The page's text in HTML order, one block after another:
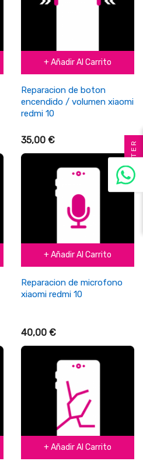
+ Añadir Al Carrito
Reparacion de boton
encendido / volumen xiaomi
redmi 10
35,00 €
+ Añadir Al Carrito
Reparacion de microfono
xiaomi redmi 10
40,00 €
+ Añadir Al Carrito
FILTER